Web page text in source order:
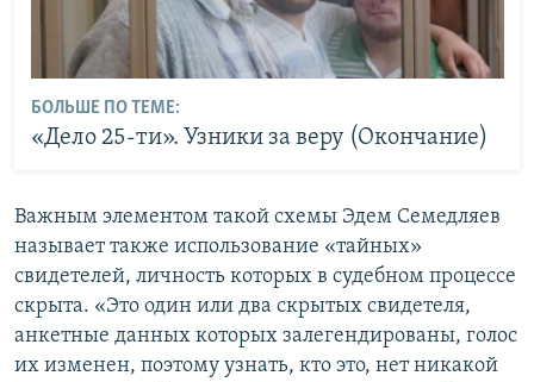
БОЛЬШЕ ПО ТЕМЕ:
«Дело 25-ти». Узники за веру (Окончание)
Важным элементом такой схемы Эдем Семедляев
называет также использование «тайных»
свидетелей, личность которых в судебном процессе
скрыта. «Это один или два скрытых свидетеля,
анкетные данных которых залегендированы, голос
их изменен, поэтому узнать, кто это, нет никакой